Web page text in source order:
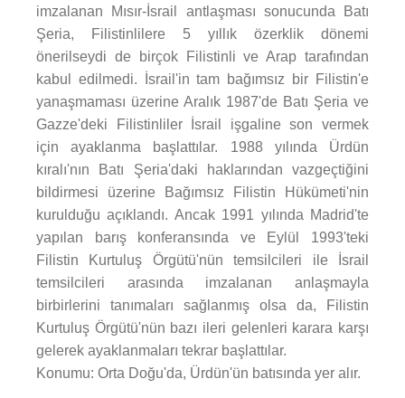
imzalanan Mısır-İsrail antlaşması sonucunda Batı
Şeria, Filistinlilere 5 yıllık özerklik dönemi
önerilseydi de birçok Filistinli ve Arap tarafından
kabul edilmedi. İsrail'in tam bağımsız bir Filistin'e
yanaşmaması üzerine Aralık 1987'de Batı Şeria ve
Gazze'deki Filistinliler İsrail işgaline son vermek
için ayaklanma başlattılar. 1988 yılında Ürdün
kıralı'nın Batı Şeria'daki haklarından vazgeçtiğini
bildirmesi üzerine Bağımsız Filistin Hükümeti'nin
kurulduğu açıklandı. Ancak 1991 yılında Madrid'te
yapılan barış konferansında ve Eylül 1993'teki
Filistin Kurtuluş Örgütü'nün temsilcileri ile İsrail
temsilcileri arasında imzalanan anlaşmayla
birbirlerini tanımaları sağlanmış olsa da, Filistin
Kurtuluş Örgütü'nün bazı ileri gelenleri karara karşı
gelerek ayaklanmaları tekrar başlattılar.
Konumu: Orta Doğu'da, Ürdün'ün batısında yer alır.